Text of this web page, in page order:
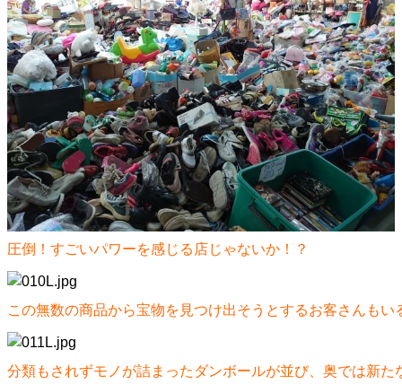
圧倒！すごいパワーを感じる店じゃないか！？
この無数の商品から宝物を見つけ出そうとするお客さんもい
分類もされずモノが詰まったダンボールが並び、奥では新た